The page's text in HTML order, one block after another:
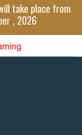
take place from
, 2026